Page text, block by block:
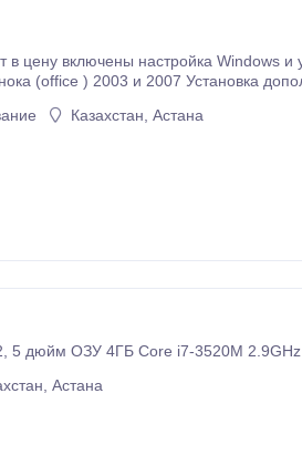
(office ) 2003 и 2007 Установка
тех обслуживанию, консультации
Казахстан, Астана
Ноутбук с док-станцией HP
Астана